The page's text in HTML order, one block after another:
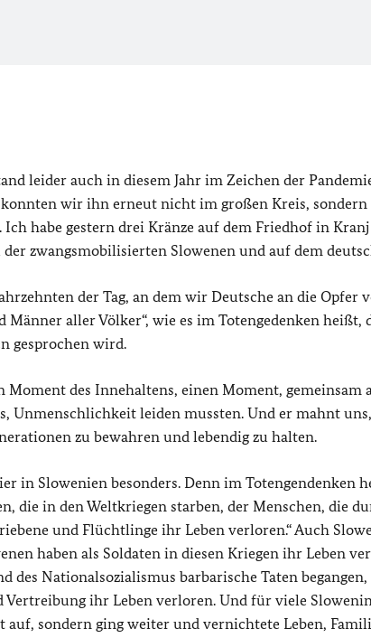
leider auch in diesem Jahr im Zeichen der
wir ihn erneut nicht im großen Kreis,
habe gestern drei Kränze auf dem Friedhof in
zwangsmobilisierten Slowenen und auf dem
der Tag, an dem wir Deutsche an die Opfer
aller Völker“, wie es im Totengedenken heißt,
gesprochen wird.
des Innehaltens, einen Moment, gemeinsam
Unmenschlichkeit leiden mussten. Und er mahnt
zu bewahren und lebendig zu halten.
in Slowenien besonders. Denn im Totengendenken
die in den Weltkriegen starben, der Menschen, die
und Flüchtlinge ihr Leben verloren.“ Auch
haben als Soldaten in diesen Kriegen ihr Leben
des Nationalsozialismus barbarische Taten
ihr Leben verloren. Und für viele
auf, sondern ging weiter und vernichtete Leben,